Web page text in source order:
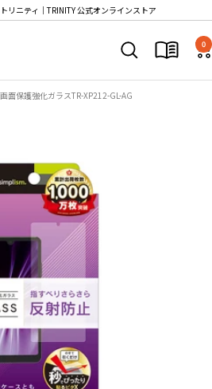
リニティ│TRINITY 公式オンラインストア
0
面保護強化ガラスTR-XP212-GL-AG